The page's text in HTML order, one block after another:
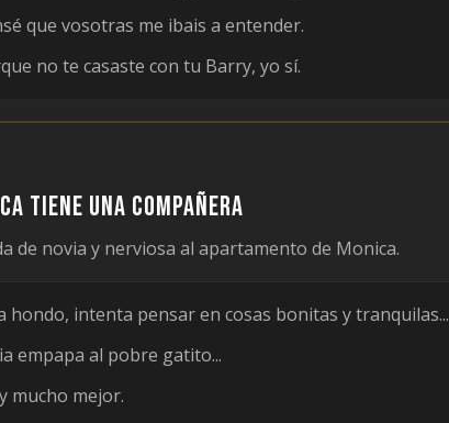
que vosotras me ibais a entender.
no te casaste con tu Barry, yo sí.
tiene una compañera
de novia y nerviosa al apartamento de Monica.
hondo, intenta pensar en cosas bonitas y tranquilas...
empapa al pobre gatito...
mucho mejor.